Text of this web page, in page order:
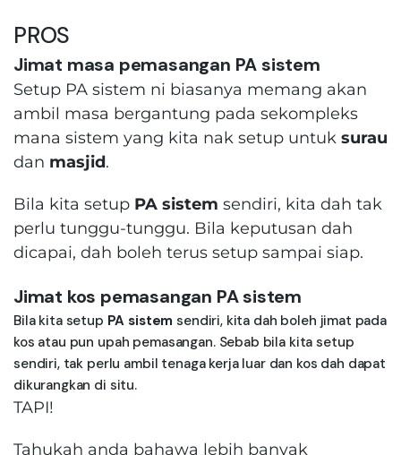
PROS
Jimat masa pemasangan PA sistem
Setup PA sistem ni biasanya memang akan
ambil masa bergantung pada sekompleks
mana sistem yang kita nak setup untuk surau
dan masjid.
Bila kita setup PA sistem sendiri, kita dah tak
perlu tunggu-tunggu. Bila keputusan dah
dicapai, dah boleh terus setup sampai siap.
Jimat kos pemasangan PA sistem
Bila kita setup PA sistem sendiri, kita dah boleh jimat pada
kos atau pun upah pemasangan. Sebab bila kita setup
sendiri, tak perlu ambil tenaga kerja luar dan kos dah dapat
dikurangkan di situ.
TAPI!
Tahukah anda bahawa lebih banyak